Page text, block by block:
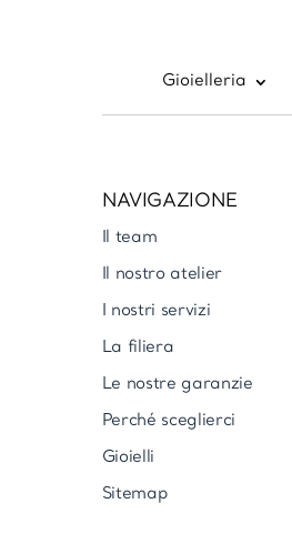
Gioielleria
NAVIGAZIONE
Il team
Il nostro atelier
I nostri servizi
La filiera
Le nostre garanzie
Perché sceglierci
Gioielli
Sitemap